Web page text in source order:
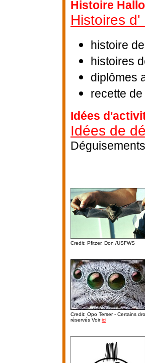
Histoire
Histoires d'
histoire
histoires
diplômes
recette
Idées
Idées de
Credit: Pfitzer, Don /USFWS
Credit: Opo Terser - Certains
réservés Voirici